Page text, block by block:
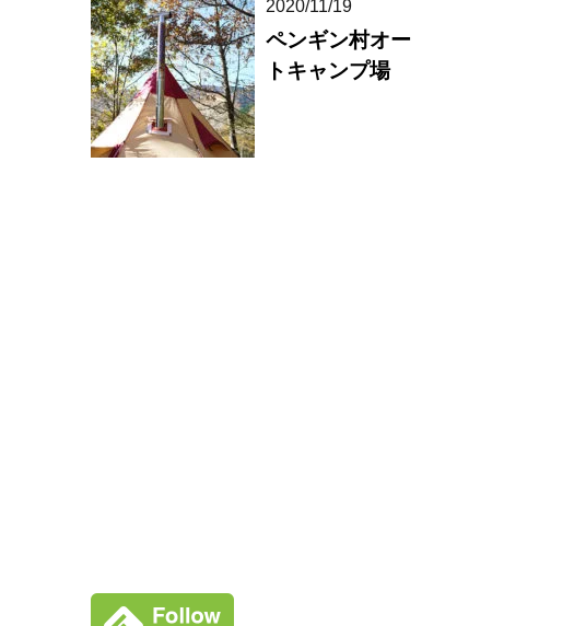
2020/11/19
ペンギン村オー
トキャンプ場